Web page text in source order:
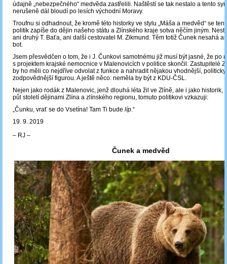
údajně „nebezpečného“ medvěda zastřelili. Naštěstí se tak nestalo a tento
nerušeně dál bloudí po lesích východní Moravy.
Troufnu si odhadnout, že kromě této historky ve stylu „Máša a medvěd“ se
politik zapíše do dějin našeho státu a Zlínského kraje sotva něčím jiným.
ani druhý T. Baťa, ani další cestovatel M. Zikmund. Těm totiž Čunek nesahá
bot.
Jsem přesvědčen o tom, že i J. Čunkovi samotnému již musí být jasné, že po
s projektem krajské nemocnice v Malenovicích v politice skončil. Zastupitelé
by ho měli co nejdříve odvolat z funkce a nahradit nějakou vhodnější,
zodpovědnější figurou. A ještě něco: neměla by být z KDU-ČSL.
Nejen jako rodák z Malenovic, jenž dlouhá léta žil ve Zlíně, ale i jako historik,
půl století dějinami Zlína a zlínského regionu, tomuto politikovi vzkazuji:
„Čunku, vrať se do Vsetína! Tam Ti bude líp.“
19. 9. 2019
‒ RJ ‒
Čunek a medvěd